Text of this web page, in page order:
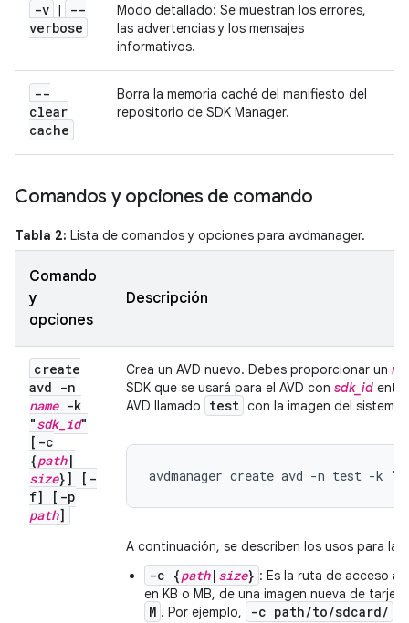
-v |
--
verbose
Modo detallado: Se muestran los errores,
las advertencias y los mensajes
informativos.
--
clear
cache
Borra la memoria caché del manifiesto del
repositorio de SDK Manager.
Comandos y opciones de comando
Tabla 2: Lista de comandos y opciones para avdmanager.
Comando
y
opciones
Descripción
create
avd -n
name-k
"sdk_ id"
[-c
{path|
size}] [-
f] [-p
path]
Crea un AVD nuevo. Debes proporcionar un
SDK que se usará para el AVD con sdk_id
AVD llamado
test con la imagen del sistema
avdmanager create avd -n test -k
A continuación, se describen los usos para
-c {path| size} : Es la ruta de acceso a
en KB o MB, de una imagen nueva de
M . Por ejemplo, -c path/to/sdcard/